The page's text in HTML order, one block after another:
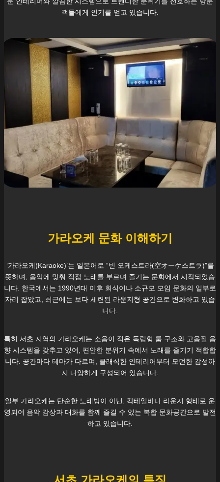
객들에게 인기를 얻고 있습니다.
가라오케 문화 이해하기
‘가라오케(Karaoke)’는 일본어로 “빈 오케스트라(空オーケ스트ラ)”를
뜻하며, 음악에 맞춰 직접 노래를 부르며 즐기는 문화에서 시작되었습
니다. 한국에서는 1990년대 이후 회식이나 소규모 모임 문화의 일부로
자리 잡았고, 최근에는 보다 세련된 라운지형 공간으로 변화하고 있습
니다.
특히 서초 지역의 가라오케는 소음이 적은 독립형 룸 구조와 고음질 음
향 시스템을 갖추고 있어, 편안한 분위기 속에서 노래를 즐기기 적합합
니다. 공간마다 테마가 다르며, 클래식한 인테리어부터 모던한 감성까
지 다양하게 구성되어 있습니다.
일부 가라오케는 단순한 노래방이 아닌, 칵테일바나 라운지 형태로 운
영되어 음악 감상과 대화를 함께 즐길 수 있는 복합 문화공간으로 발전
하고 있습니다.